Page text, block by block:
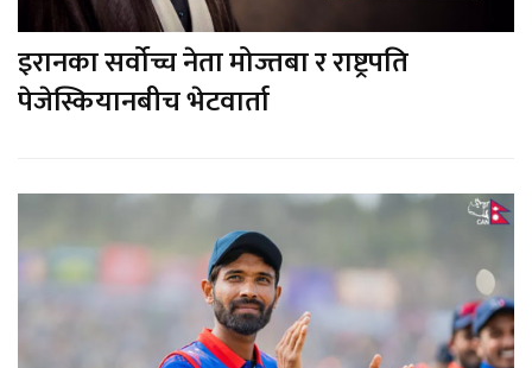
इरानका सर्वोच्च नेता मोज्तबा र राष्ट्रपति
पेजेस्कियानबीच भेटवार्ता